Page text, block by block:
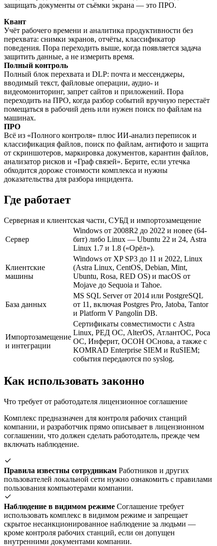
защищать документы от съёмки экрана — это ПРО.
Квант
Учёт рабочего времени и аналитика продуктивности без
перехвата: снимки экранов, отчёты, классификатор
поведения. Пора переходить выше, когда появляется задача
защитить данные, а не измерить время.
Полный контроль
Полный блок перехвата и DLP: почта и мессенджеры,
вводимый текст, файловые операции, аудио- и
видеомониторинг, запрет сайтов и приложений. Пора
переходить на ПРО, когда разбор событий вручную перестаёт
помещаться в рабочий день или нужен поиск по файлам на
машинах.
ПРО
Всё из «Полного контроля» плюс ИИ-анализ переписок и
классификация файлов, поиск по файлам, антифото и защита
от скриншотеров, маркировка документов, карантин файлов,
анализатор рисков и «Граф связей». Берите, если утечка
обходится дороже стоимости комплекса и нужны
доказательства для разбора инцидента.
Где работает
Серверная и клиентская части, СУБД и импортозамещение
Сервер
Windows от 2008R2 до 2022 и новее (64-
бит) либо Linux — Ubuntu 22 и 24, Astra
Linux 1.7 и 1.8 («Орёл»).
Клиентские
машины
Windows от XP SP3 до 11 и 2022, Linux
(Astra Linux, CentOS, Debian, Mint,
Ubuntu, Rosa, RED OS) и macOS от
Mojave до Sequoia и Tahoe.
База данных
MS SQL Server от 2014 или PostgreSQL
от 11, включая Postgres Pro, Jatoba, Tantor
и Platform V Pangolin DB.
Импортозамещение
и интеграции
Сертификаты совместимости с Astra
Linux, РЕД ОС, AlterOS, АтлантОС, Роса
ОС, Инферит, ОСОН ОСнова, а также с
KOMRAD Enterprise SIEM и RuSIEM;
события передаются по syslog.
Как использовать законно
Что требует от работодателя лицензионное соглашение
Комплекс предназначен для контроля рабочих станций
компании, и разработчик прямо описывает в лицензионном
соглашении, что должен сделать работодатель, прежде чем
включать наблюдение.
Правила известны сотрудникам Работников и других
пользователей локальной сети нужно ознакомить с правилами
пользования компьютерами компании.
Наблюдение в видимом режиме Соглашение требует
использовать комплекс в видимом режиме и запрещает
скрытое несанкционированное наблюдение за людьми —
кроме контроля рабочих станций, если он допущен
внутренними документами компании.